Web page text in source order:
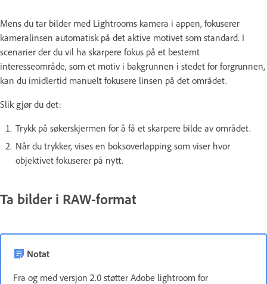
Mens du tar bilder med Lightrooms kamera i appen, fokuserer
kameralinsen automatisk på det aktive motivet som standard. I
scenarier der du vil ha skarpere fokus på et bestemt
interesseområde, som et motiv i bakgrunnen i stedet for forgrunnen,
kan du imidlertid manuelt fokusere linsen på det området.
Slik gjør du det:
Trykk på søkerskjermen for å få et skarpere bilde av området.
Når du trykker, vises en boksoverlapping som viser hvor
objektivet fokuserer på nytt.
Ta bilder i RAW-format
Notat
Fra og med versjon 2.0 støtter Adobe lightroom for